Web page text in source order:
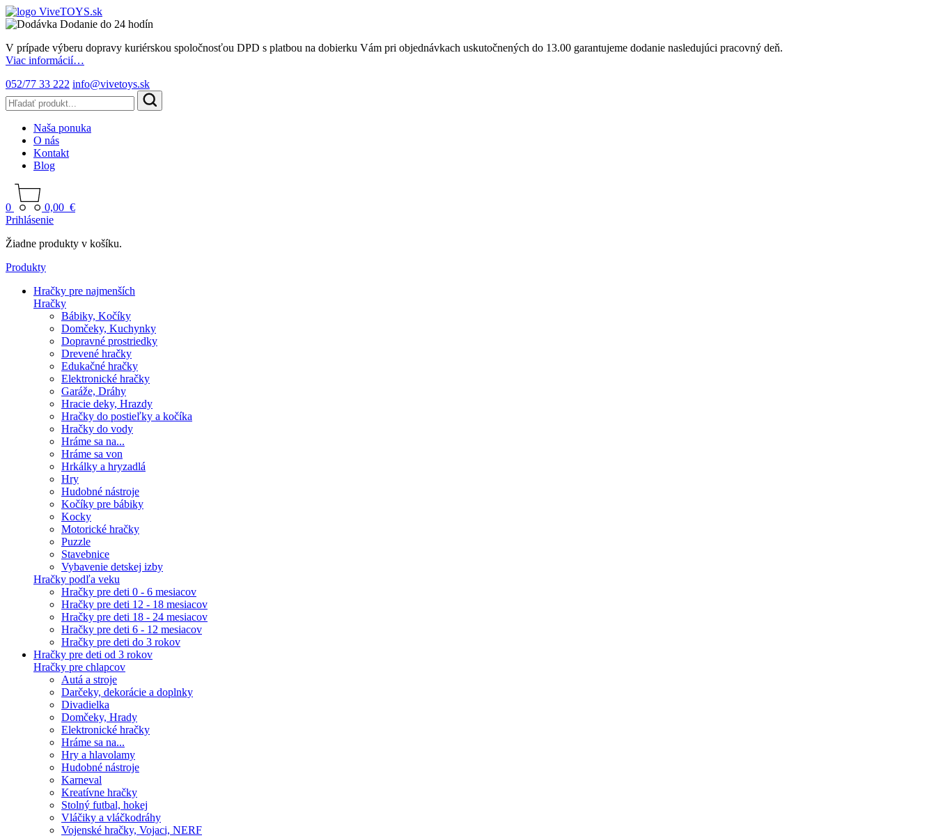
Dodanie do 24 hodín
V prípade výberu dopravy kuriérskou spoločnosťou DPD s platbou na dobierku Vám pri objednávkach uskutočnených do 13.00 garantujeme dodanie nasledujúci pracovný deň.
Viac informácií…
052/77 33 222 info@vivetoys.sk
Naša ponuka
O nás
Kontakt
Blog
0 0,00 €
Prihlásenie
Žiadne produkty v košíku.
Produkty
Hračky pre najmenších
Hračky
Bábiky, Kočíky
Domčeky, Kuchynky
Dopravné prostriedky
Drevené hračky
Edukačné hračky
Elektronické hračky
Garáže, Dráhy
Hracie deky, Hrazdy
Hračky do postieľky a kočíka
Hračky do vody
Hráme sa na...
Hráme sa von
Hrkálky a hryzadlá
Hry
Hudobné nástroje
Kočíky pre bábiky
Kocky
Motorické hračky
Puzzle
Stavebnice
Vybavenie detskej izby
Hračky podľa veku
Hračky pre deti 0 - 6 mesiacov
Hračky pre deti 12 - 18 mesiacov
Hračky pre deti 18 - 24 mesiacov
Hračky pre deti 6 - 12 mesiacov
Hračky pre deti do 3 rokov
Hračky pre deti od 3 rokov
Hračky pre chlapcov
Autá a stroje
Darčeky, dekorácie a doplnky
Divadielka
Domčeky, Hrady
Elektronické hračky
Hráme sa na...
Hry a hlavolamy
Hudobné nástroje
Karneval
Kreatívne hračky
Stolný futbal, hokej
Vláčiky a vláčkodráhy
Vojenské hračky, Vojaci, NERF